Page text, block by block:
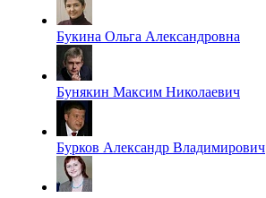
Букина Ольга Александровна
Бунякин Максим Николаевич
Бурков Александр Владимирович